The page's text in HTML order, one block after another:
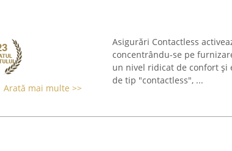
Arată mai multe >>
Asigurări Contactless
concentrându-se pe
un nivel ridicat de confort și
de tip "contactless", ...